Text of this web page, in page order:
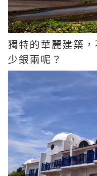
獨特的華麗建築
少銀兩呢？